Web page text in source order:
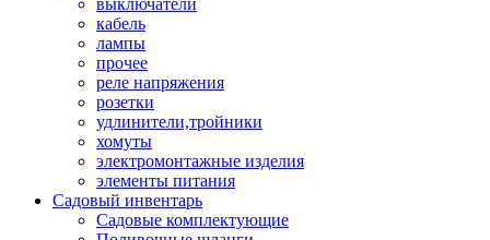
выключатели
кабель
лампы
прочее
реле напряжения
розетки
удлинители,тройники
хомуты
электромонтажные изделия
элементы питания
Садовый инвентарь
Садовые комплектующие